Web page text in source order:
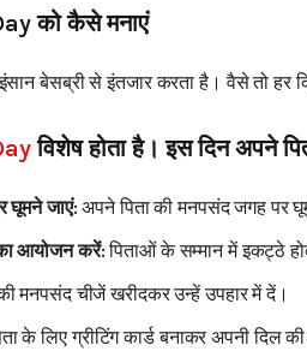
को कैसे मनाएं
बेसब्री से इंतजार करता है। वैसे तो हर
विशेष होता है। इस दिन अपने
घूमने जाएं: अपने पिता की मनपसंद जगह पर
का आयोजन करें:पिताओं के सम्मान में इकट्ठे
मनपसंद चीजें खरीदकर उन्हें उपहार में दें।
के लिए ग्रीटिंग कार्ड बनाकर अपनी दिल